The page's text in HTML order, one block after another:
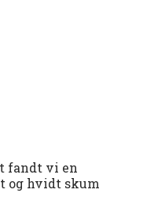
fandt vi en
og hvidt skum